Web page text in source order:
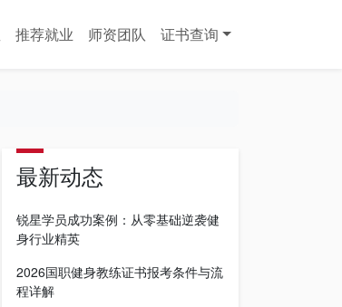
推荐就业 师资团队 证书查询
最新动态
锐星学员成功案例：从零基础逆袭健
身行业精英
2026国职健身教练证书报考条件与流
程详解